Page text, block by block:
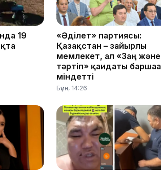
19
«Әділет» партиясы:
Қазақстан – зайырлы
мемлекет, ал «Заң және
тәртіп» қағидаты баршаға
міндетті
Бүгін, 14:26